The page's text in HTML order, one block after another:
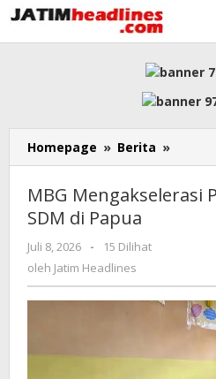
Lewati
ke
konten
Homepage » Berita »
SDM
MBG Mengakselerasi
SDM di Papua
Juli 8, 2026
oleh
Jatim
-
15 Dilihat
oleh Jatim Headlines